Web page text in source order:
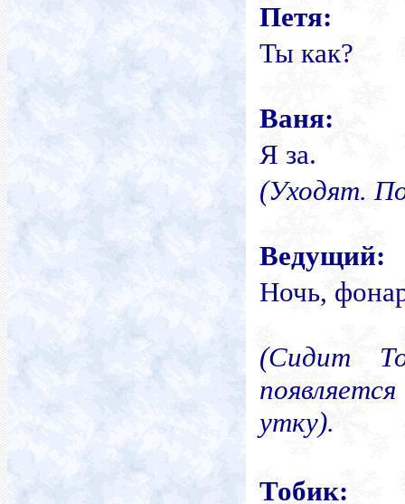
Петя:
Ты как?
Ваня:
Я за.
(Уходят.
Ведущий:
Ночь,
(Сидит
утку).
Тобик: